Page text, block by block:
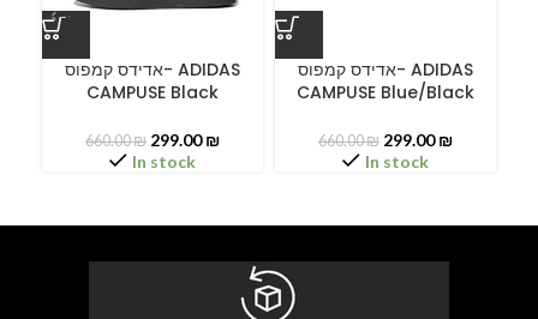
אדידס קמפוס- ADIDAS
CAMPUSE Black
660.00₪ 299.00₪
In stock
אדידס קמפוס- ADIDAS
CAMPUSE Blue/Black
660.00₪ 299.00₪
In stock